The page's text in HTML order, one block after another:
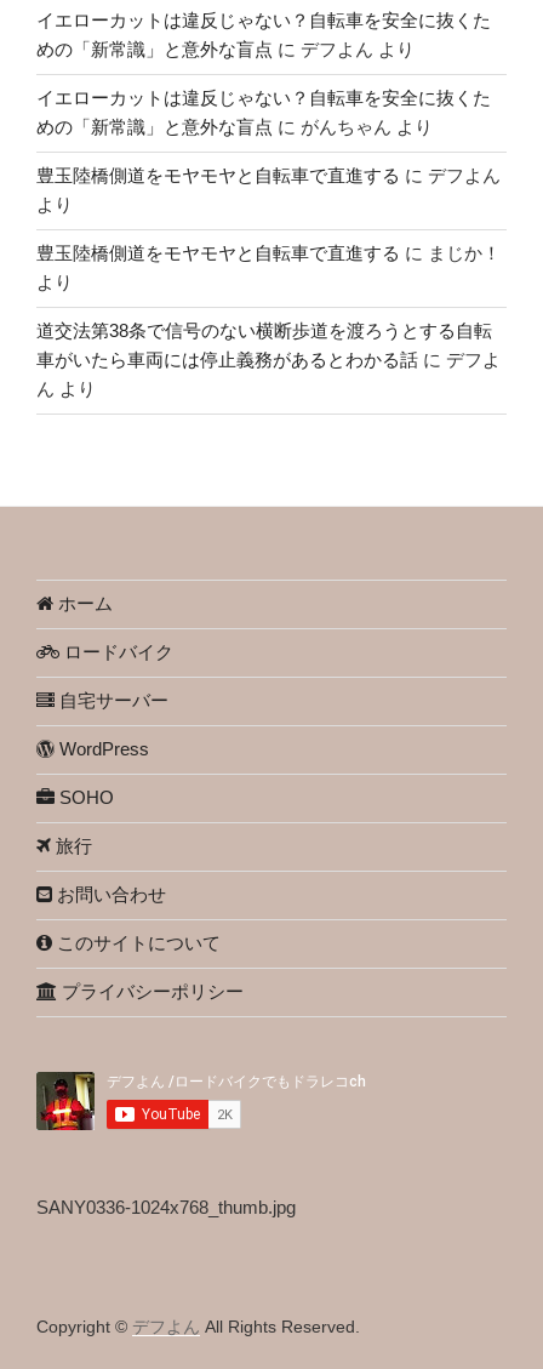
イエローカットは違反じゃない？自転車を安全に抜くた
めの「新常識」と意外な盲点 に デフよん より
イエローカットは違反じゃない？自転車を安全に抜くた
めの「新常識」と意外な盲点 に がんちゃん より
豊玉陸橋側道をモヤモヤと自転車で直進する に デフよん
より
豊玉陸橋側道をモヤモヤと自転車で直進する に まじか！
より
道交法第38条で信号のない横断歩道を渡ろうとする自転
車がいたら車両には停止義務があるとわかる話 に デフよ
ん より
ホーム
ロードバイク
自宅サーバー
WordPress
SOHO
旅行
お問い合わせ
このサイトについて
プライバシーポリシー
SANY0336-1024x768_thumb.jpg
Copyright © デフよん All Rights Reserved.